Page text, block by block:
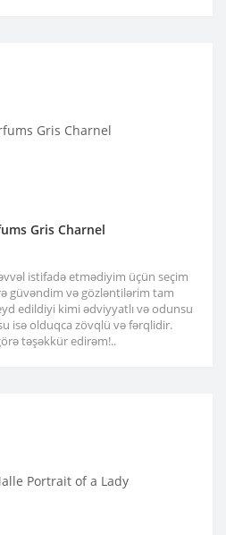
Gris Charnel
istifadə etmədiyim üçün seçim
güvəndim və gözləntilərim tam
edildiyi kimi ədviyyatlı və odunsu
isə olduqca zövqlü və fərqlidir.
təşəkkür edirəm!..